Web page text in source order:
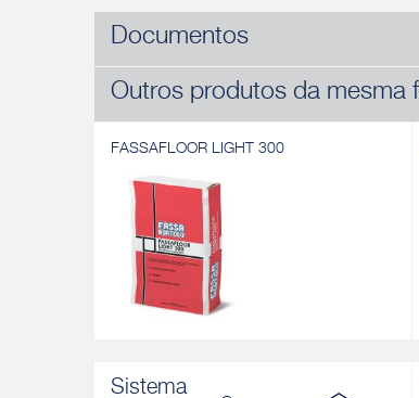
Documentos
Outros produtos da mesma
FASSAFLOOR LIGHT 300
Betonilha aligeirada termoisolantes à base
Sistema